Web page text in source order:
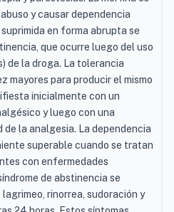
y causar dependencia
en forma abrupta se
que ocurre luego del uso
de la droga. La tolerancia
mayores para producir el mismo
inicialmente con un
y luego con una
de la analgesia. La dependencia
superable cuando se tratan
con enfermedades
de abstinencia se
rinorrea, sudoración y